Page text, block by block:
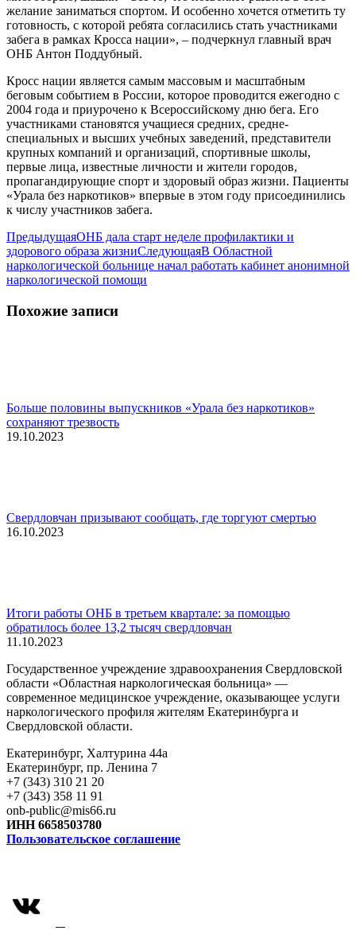
желание заниматься спортом. И особенно хочется отметить ту
готовность, с которой ребята согласились стать участниками
забега в рамках Кросса нации», – подчеркнул главный врач
ОНБ Антон Поддубный.
Кросс нации является самым массовым и масштабным
беговым событием в России, которое проводится ежегодно с
2004 года и приурочено к Всероссийскому дню бега. Его
участниками становятся учащиеся средних, средне-
специальных и высших учебных заведений, представители
крупных компаний и организаций, спортивные школы,
первые лица, известные личности и жители городов,
пропагандирующие спорт и здоровый образ жизни. Пациенты
«Урала без наркотиков» впервые в этом году присоединились
к числу участников забега.
Навигация
по
записям
ПредыдущаяПредыдущая
запись:
ОНБ дала старт неделе профилактики и
здорового образа жизниСледующаяСледующая
запись:
В Областной
наркологической больнице начал работать кабинет анонимной
наркологической помощи
Похожие записи
Больше половины выпускников «Урала без наркотиков»
сохраняют трезвость
19.10.2023
Свердловчан призывают сообщать, где торгуют смертью
16.10.2023
Итоги работы ОНБ в третьем квартале: за помощью
обратилось более 13,2 тысяч свердловчан
11.10.2023
Государственное учреждение здравоохранения Свердловской
области «Областная наркологическая больница» —
современное медицинское учреждение, оказывающее услуги
наркологического профиля жителям Екатеринбурга и
Свердловской области.
Екатеринбург, Халтурина 44а
Екатеринбург, пр. Ленина 7
+7 (343) 310 21 20
+7 (343) 358 11 91
onb-public@mis66.ru
ИНН 6658503780
Пользовательское соглашение